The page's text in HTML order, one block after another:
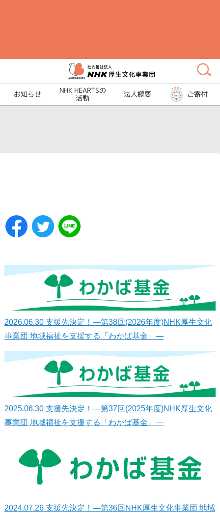
ン
ン
お知らせ NHK HEARTSの
活動 法人概要 ご寄付
2026.06.30支援先決定！—第38回(2026年度)NHK厚生文化
事業団 地域福祉を支援する「わかば基金」—
2025.06.30支援先決定！—第37回(2025年度)NHK厚生文化
事業団 地域福祉を支援する「わかば基金」—
2024.07.26支援先決定！—第36回NHK厚生文化事業団 地域